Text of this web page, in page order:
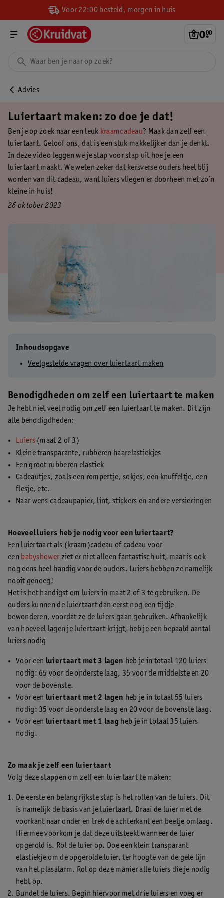
Voor 22:00 besteld, morgen in huis
0.
00
Advies
Luiertaart maken: zo doe je dat!
Ben je op zoek naar een leuk kraamcadeau? Maak dan zelf een
luiertaart. Geloof ons, dat is een stuk makkelijker dan je denkt.
In deze video leggen we je stap voor stap uit hoe je een
luiertaart maakt. We weten zeker dat kersverse ouders heel blij
worden van dit cadeau, want luiers vliegen er doorheen met zo’n
kleine in huis!
26 oktober 2023
Inhoudsopgave
Veelgestelde vragen over luiertaart maken
Benodigdheden om zelf een luiertaart te maken
Je hebt niet veel nodig om zelf een luiertaart te maken. Dit zijn
alle benodigdheden:
Luiers (maat 2 of 3)
Kleine transparante, rubberen haarelastiekjes
Een groot rubberen elastiek
Cadeautjes, zoals een rompertje, sokjes, een knuffeltje, een
flesje, etc.
Naar wens cadeaupapier, lint, stickers en andere versieringen
Hoeveel luiers heb je nodig voor een luiertaart?
Een luiertaart als (kraam)cadeau of cadeau voor
een babyshower ziet er niet alleen fantastisch uit, maar is ook
nog eens heel handig voor de ouders. Luiers hebben ze namelijk
nooit genoeg!
Het is het handigst om luiers in maat 2 of 3 te gebruiken. De
ouders kunnen de luiertaart dan eerst nog een tijdje
bewonderen, voordat ze de luiers gaan gebruiken. Afhankelijk
van hoeveel lagen je luiertaart krijgt, heb je een bepaald aantal
luiers nodig
Voor een luiertaart met 3 lagen heb je in totaal 120 luiers
nodig: 65 voor de onderste laag, 35 voor de middelste en 20
voor de bovenste.
Voor een luiertaart met 2 lagen heb je in totaal 55 luiers
nodig: 35 voor de onderste laag en 20 voor de bovenste laag.
Voor een luiertaart met 1 laag heb je in totaal 35 luiers
nodig.
Zo maak je zelf een luiertaart
Volg deze stappen om zelf een luiertaart te maken:
De eerste en belangrijkste stap is het rollen van de luiers. Dit
is namelijk de basis van je luiertaart. Draai de luier met de
voorkant naar onder en trek de achterkant een beetje omlaag.
Hiermee voorkom je dat deze uitsteekt wanneer de luier
opgerold is. Rol de luier op. Doe een klein transparant
elastiekje om de opgerolde luier, ter hoogte van de gele lijn
van het plasalarm. Rol op deze manier alle luiers die je nodig
hebt op.
Bundel de luiers. Begin hiervoor met drie luiers en voeg er